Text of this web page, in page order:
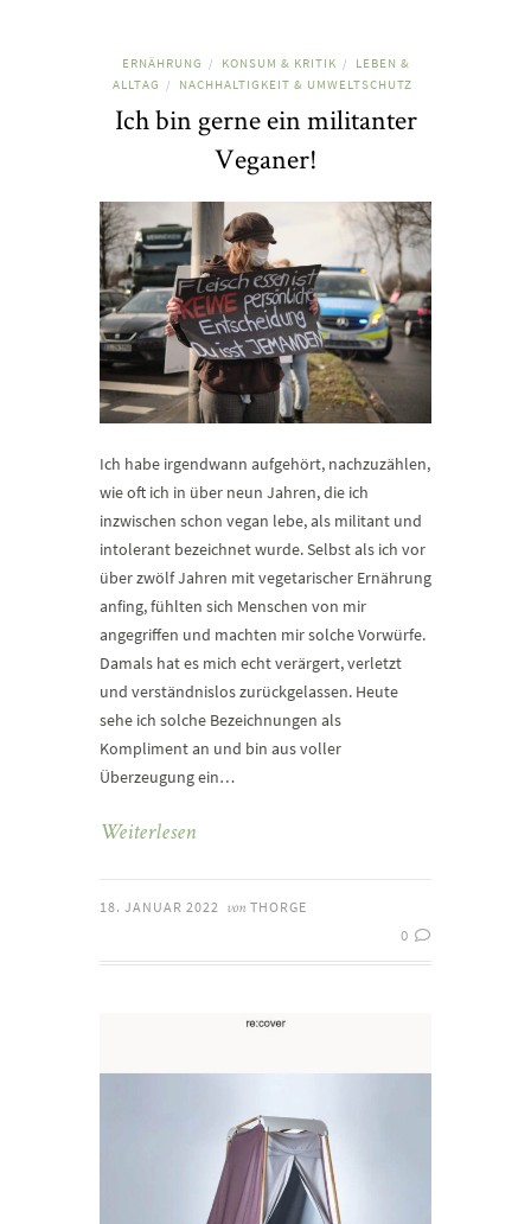
ERNÄHRUNG / KONSUM & KRITIK /
LEBEN &
ALLTAG
/ NACHHALTIGKEIT & UMWELTSCHUTZ
Ich bin gerne ein militanter
Veganer!
Ich habe irgendwann aufgehört, nachzuzählen,
wie oft ich in über neun Jahren, die ich
inzwischen schon vegan lebe, als militant und
intolerant bezeichnet wurde. Selbst als ich vor
über zwölf Jahren mit vegetarischer Ernährung
anfing, fühlten sich Menschen von mir
angegriffen und machten mir solche Vorwürfe.
Damals hat es mich echt verärgert, verletzt
und verständnislos zurückgelassen. Heute
sehe ich solche Bezeichnungen als
Kompliment an und bin aus voller
Überzeugung ein…
Weiterlesen
18. JANUAR 2022 von THORGE
0